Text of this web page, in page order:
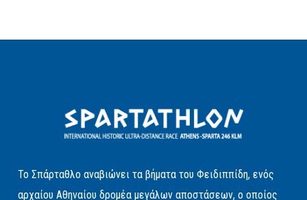
Το Σπάρταθλο αναβιώνει τα βήματα του Φειδιππίδη, ενός
αρχαίου Αθηναίου δρομέα μεγάλων αποστάσεων, ο οποίος